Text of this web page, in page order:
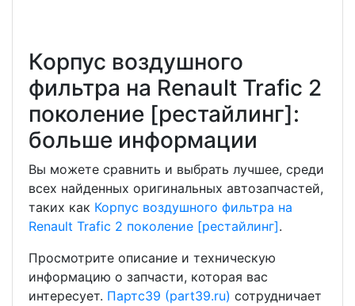
Корпус воздушного
фильтра на Renault Trafic 2
поколение [рестайлинг]:
больше информации
Вы можете сравнить и выбрать лучшее, среди
всех найденных оригинальных автозапчастей,
таких как Корпус воздушного фильтра на
Renault Trafic 2 поколение [рестайлинг].
Просмотрите описание и техническую
информацию о запчасти, которая вас
интересует. Партс39 (part39.ru) сотрудничает